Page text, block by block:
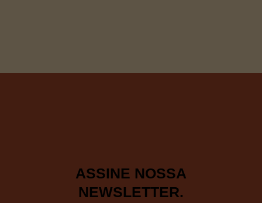
ASSINE NOSSA
NEWSLETTER.